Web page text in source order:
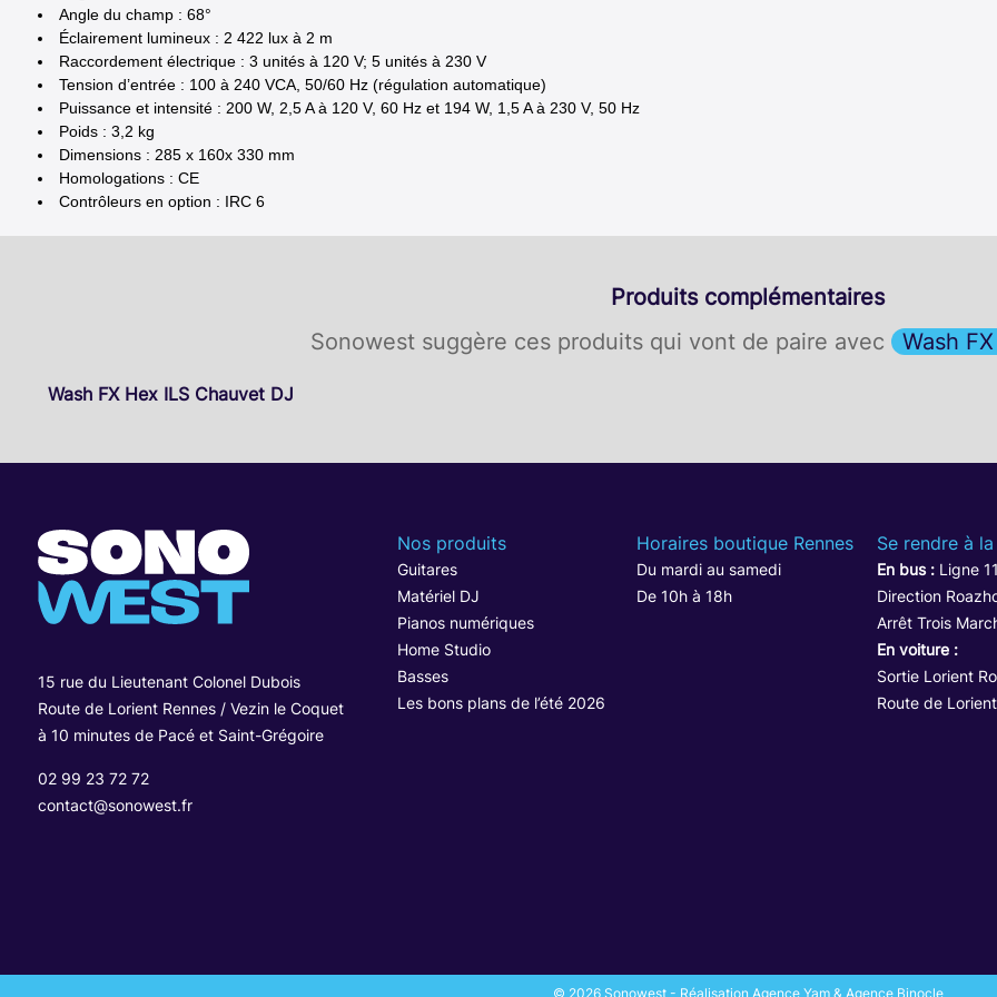
Angle du champ : 68°
Éclairement lumineux : 2 422 lux à 2 m
Raccordement électrique : 3 unités à 120 V; 5 unités à 230 V
Tension d’entrée : 100 à 240 VCA, 50/60 Hz (régulation automatique)
Puissance et intensité : 200 W, 2,5 A à 120 V, 60 Hz et 194 W, 1,5 A à 230 V, 50 Hz
Poids : 3,2 kg
Dimensions : 285 x 160x 330 mm
Homologations : CE
Contrôleurs en option : IRC 6
Produits complémentaires
Sonowest suggère ces produits qui vont de paire avec Wash
Wash FX Hex ILS Chauvet DJ
15 rue du Lieutenant Colonel Dubois
Route de Lorient Rennes / Vezin le Coquet
à 10 minutes de Pacé et Saint-Grégoire
02 99 23 72 72
contact@sonowest.fr
Nos produits
Guitares
Matériel DJ
Pianos numériques
Home Studio
Basses
Les bons plans de l’été 2026
Horaires boutique Rennes
Du mardi au samedi
De 10h à 18h
Se rendre à
En bus :Ligne 11
Direction
Arrêt Trois
En voiture :
Sortie Lorient
Route de Lorient
© 2026 Sonowest - Réalisation Agence Yam & Agence Binocle